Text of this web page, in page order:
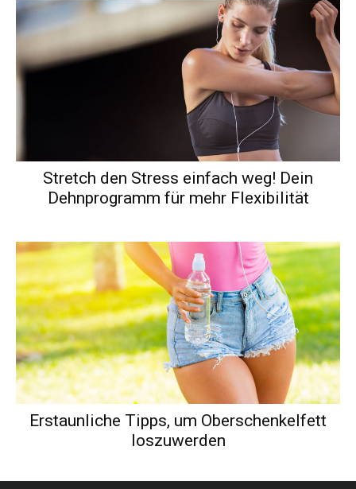
Stretch den Stress einfach weg! Dein
Dehnprogramm für mehr Flexibilität
Erstaunliche Tipps, um Oberschenkelfett
loszuwerden